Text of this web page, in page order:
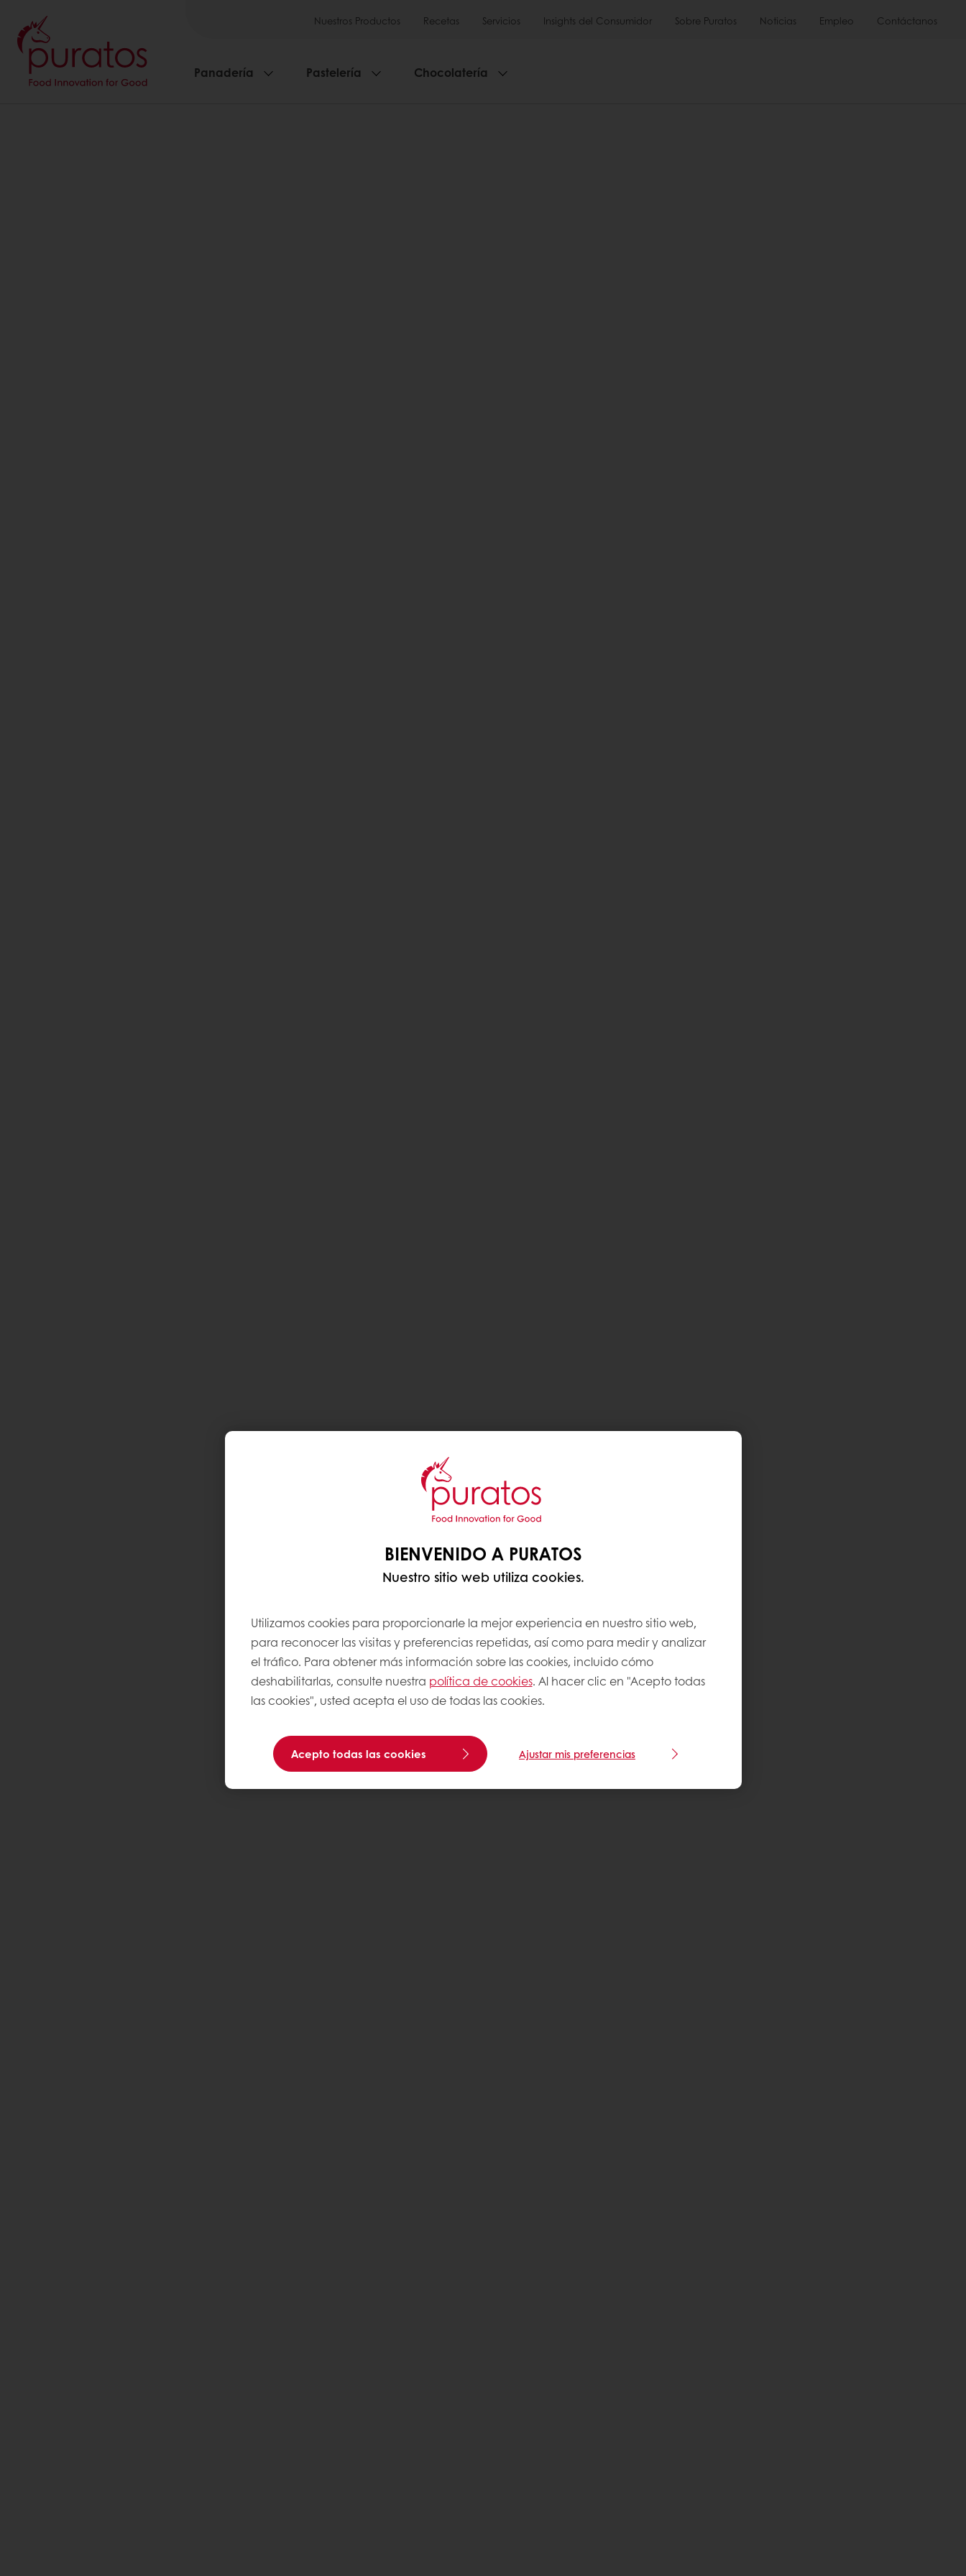
Nuestros Productos Recetas Servicios Insights del Consumidor Sobre Puratos Noticias Empleo Contáctanos
Panadería Pastelería Chocolatería
BIENVENIDO A PURATOS
Nuestro sitio web utiliza cookies.
Utilizamos cookies para proporcionarle la mejor experiencia en nuestro sitio web,
para reconocer las visitas y preferencias repetidas, así como para medir y analizar
el tráfico. Para obtener más información sobre las cookies, incluido cómo
deshabilitarlas, consulte nuestra política de cookies. Al hacer clic en "Acepto todas
las cookies", usted acepta el uso de todas las cookies.
Acepto todas las cookies Ajustar mis preferencias